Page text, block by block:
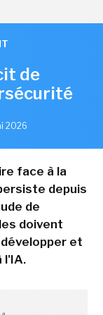
de
2026
face à la
depuis
de
doivent
et
l'IA.